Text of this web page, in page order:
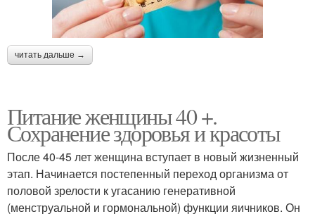
читать дальше →
Питание женщины 40 +.
Сохранение здоровья и красоты
После 40-45 лет женщина вступает в новый жизненный
этап. Начинается постепенный переход организма от
половой зрелости к угасанию генеративной
(менструальной и гормональной) функции яичников. Он